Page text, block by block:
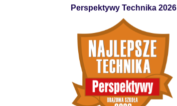
Perspektywy Technika 2026